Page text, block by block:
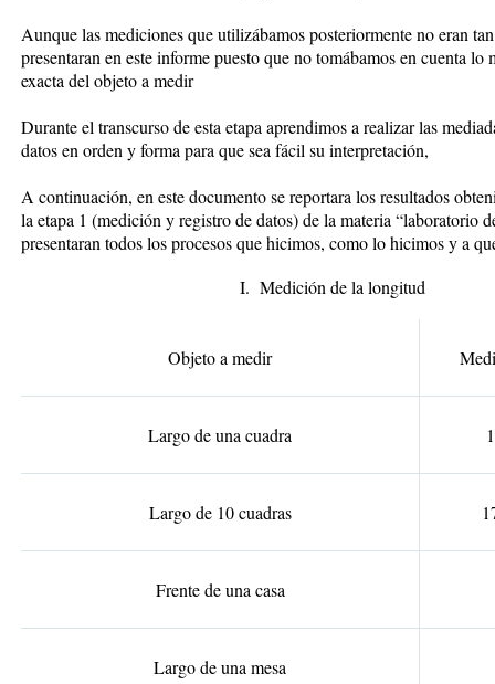
Aunque las mediciones que utilizábamos posteriormente no eran
presentaran en este informe puesto que no tomábamos en cuenta lo
exacta del objeto a medir
Durante el transcurso de esta etapa aprendimos a realizar las
datos en orden y forma para que sea fácil su interpretación,
A continuación, en este documento se reportara los resultados
la etapa 1 (medición y registro de datos) de la materia “laboratorio
presentaran todos los procesos que hicimos, como lo hicimos y a
I. Medición de la longitud
Objeto a medir
Largo de una cuadra
Largo de 10 cuadras
Frente de una casa
Largo de una mesa